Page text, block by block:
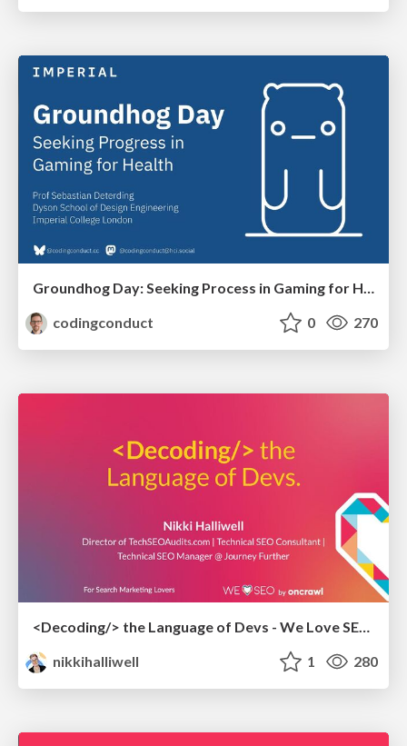
Groundhog Day: Seeking Process in Gaming for Health
codingconduct
0 270
nikkihalliwell
1 280